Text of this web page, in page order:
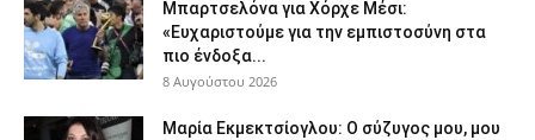
Μπαρτσελόνα για Χόρχε Μέσι:
«Ευχαριστούμε για την εμπιστοσύνη στα
πιο ένδοξα...
8 Αυγούστου 2026
Μαρία Εκμεκτσίογλου: O σύζυγος μου, μου